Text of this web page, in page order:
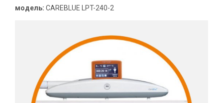
модель: CAREBLUE LPT-240-2